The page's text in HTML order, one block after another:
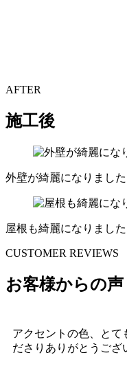
AFTER
施工後
外壁が綺麗になりました
屋根も綺麗になりました
CUSTOMER REVIEWS
お客様からの声
アクセントの色、とて
ださりありがとうござ